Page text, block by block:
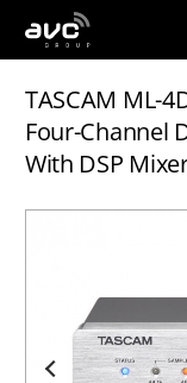
AVC
Group
TASCAM ML-
Four-Channel
With DSP